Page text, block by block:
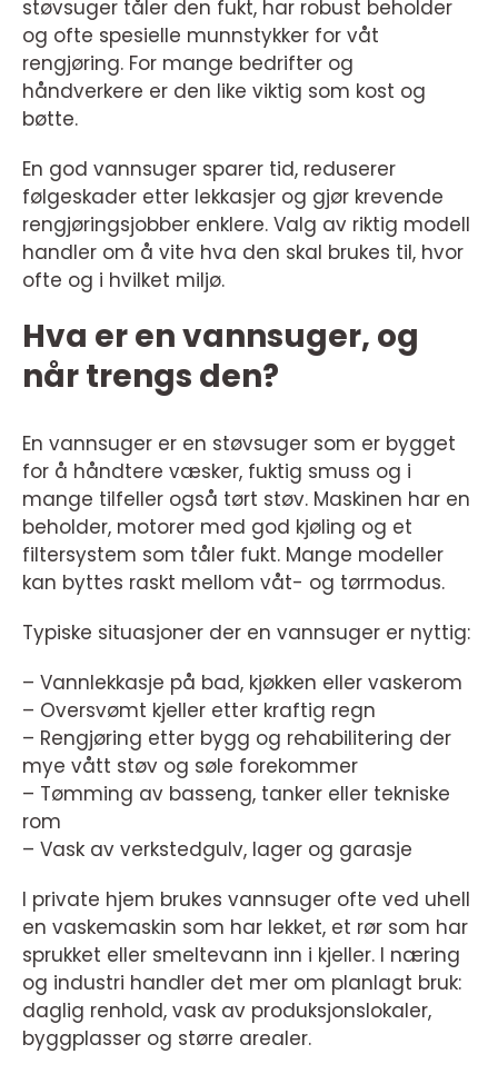
støvsuger tåler den fukt, har robust beholder
og ofte spesielle munnstykker for våt
rengjøring. For mange bedrifter og
håndverkere er den like viktig som kost og
bøtte.
En god vannsuger sparer tid, reduserer
følgeskader etter lekkasjer og gjør krevende
rengjøringsjobber enklere. Valg av riktig modell
handler om å vite hva den skal brukes til, hvor
ofte og i hvilket miljø.
Hva er en vannsuger, og
når trengs den?
En vannsuger er en støvsuger som er bygget
for å håndtere væsker, fuktig smuss og i
mange tilfeller også tørt støv. Maskinen har en
beholder, motorer med god kjøling og et
filtersystem som tåler fukt. Mange modeller
kan byttes raskt mellom våt- og tørrmodus.
Typiske situasjoner der en vannsuger er nyttig:
– Vannlekkasje på bad, kjøkken eller vaskerom
– Oversvømt kjeller etter kraftig regn
– Rengjøring etter bygg og rehabilitering der
mye vått støv og søle forekommer
– Tømming av basseng, tanker eller tekniske
rom
– Vask av verkstedgulv, lager og garasje
I private hjem brukes vannsuger ofte ved uhell
en vaskemaskin som har lekket, et rør som har
sprukket eller smeltevann inn i kjeller. I næring
og industri handler det mer om planlagt bruk:
daglig renhold, vask av produksjonslokaler,
byggplasser og større arealer.